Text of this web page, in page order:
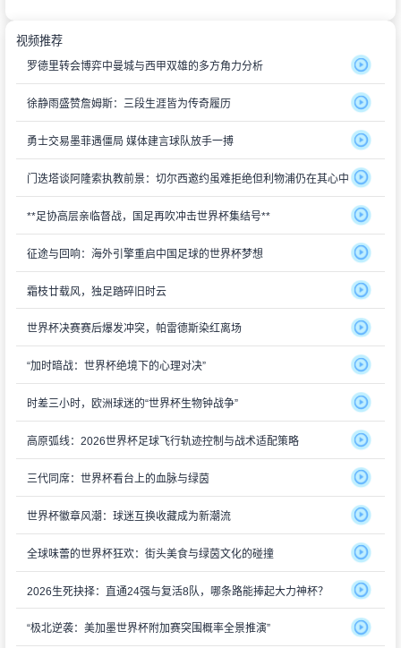
视频推荐
罗德里转会博弈中曼城与西甲双雄的多方角力分析
徐静雨盛赞詹姆斯：三段生涯皆为传奇履历
勇士交易墨菲遇僵局 媒体建言球队放手一搏
门迭塔谈阿隆索执教前景：切尔西邀约虽难拒绝但利物浦仍在其心中
**足协高层亲临督战，国足再吹冲击世界杯集结号**
征途与回响：海外引擎重启中国足球的世界杯梦想
霜枝廿载风，独足踏碎旧时云
世界杯决赛赛后爆发冲突，帕雷德斯染红离场
“加时暗战：世界杯绝境下的心理对决”
时差三小时，欧洲球迷的“世界杯生物钟战争”
高原弧线：2026世界杯足球飞行轨迹控制与战术适配策略
三代同席：世界杯看台上的血脉与绿茵
世界杯徽章风潮：球迷互换收藏成为新潮流
全球味蕾的世界杯狂欢：街头美食与绿茵文化的碰撞
2026生死抉择：直通24强与复活8队，哪条路能捧起大力神杯？
“极北逆袭：美加墨世界杯附加赛突围概率全景推演”